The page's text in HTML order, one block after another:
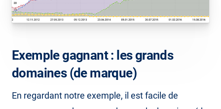
Exemple gagnant : les grands
domaines (de marque)
En regardant notre exemple, il est facile de